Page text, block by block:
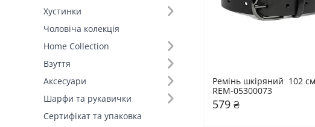
Хустинки
Чоловіча колекція
Home Collection
Взуття
Аксесуари
Шарфи та рукавички
Сертифікат та упаковка
Рожевий (+22)
Коричневий (+20)
Червоний (+19)
Фіолетовий (+17)
Ремінь шкіряний  102 см
REM-05300073
579 ₴